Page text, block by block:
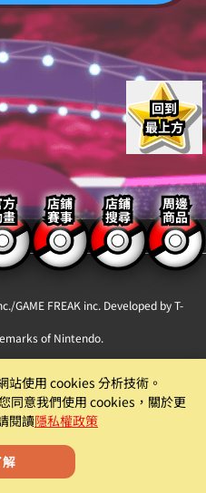
店鋪
賽事
店鋪
搜尋
周邊
商品
回到
最上方
FREAK inc. Developed by T-
of Nintendo.
賣機。
就該遊戲為內容調整、更新、優化或
站使用 cookies 分析技術。
同意我們使用 cookies，關於更
閱讀隱私權政策
解